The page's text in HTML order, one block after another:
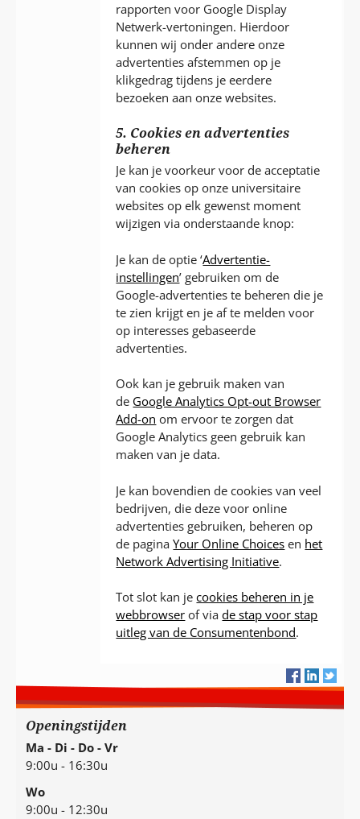
rapporten voor Google Display
Netwerk-vertoningen. Hierdoor
kunnen wij onder andere onze
advertenties afstemmen op je
klikgedrag tijdens je eerdere
bezoeken aan onze websites.
5. Cookies en advertenties
beheren
Je kan je voorkeur voor de acceptatie
van cookies op onze universitaire
websites op elk gewenst moment
wijzigen via onderstaande knop:
Je kan de optie ‘Advertentie-
instellingen’ gebruiken om de
Google-advertenties te beheren die je
te zien krijgt en je af te melden voor
op interesses gebaseerde
advertenties.
Ook kan je gebruik maken van
de Google Analytics Opt-out Browser
Add-on om ervoor te zorgen dat
Google Analytics geen gebruik kan
maken van je data.
Je kan bovendien de cookies van veel
bedrijven, die deze voor online
advertenties gebruiken, beheren op
de paginaYour Online Choices en het
Network Advertising Initiative.
Tot slot kan jecookies beheren in je
webbrowser of viade stap voor stap
uitleg van de Consumentenbond.
Openingstijden
Ma - Di - Do - Vr
9:00u - 16:30u
Wo
9:00u - 12:30u